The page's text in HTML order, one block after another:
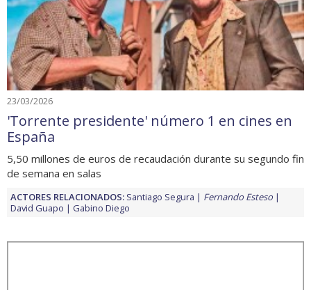
23/03/2026
'Torrente presidente' número 1 en cines en
España
5,50 millones de euros de recaudación durante su segundo fin
de semana en salas
ACTORES RELACIONADOS: Santiago Segura
Fernando Esteso
David Guapo
Gabino Diego